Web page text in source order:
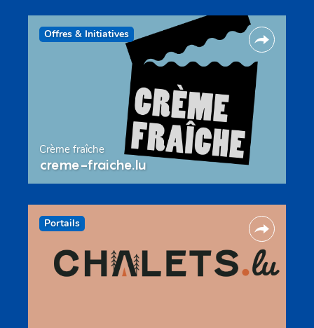
Offres & Initiatives
Crème fraîche
creme-fraiche.lu
Portails